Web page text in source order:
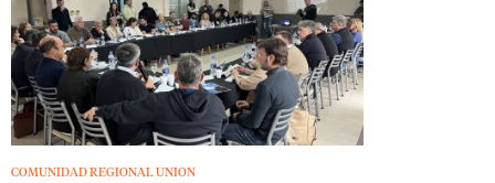
COMUNIDAD REGIONAL UNION